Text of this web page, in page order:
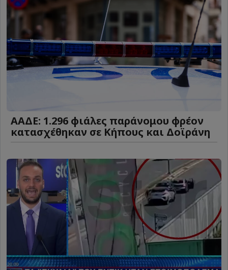
ΑΑΔΕ: 1.296 φιάλες παράνομου φρέον
κατασχέθηκαν σε Κήπους και Δοϊράνη